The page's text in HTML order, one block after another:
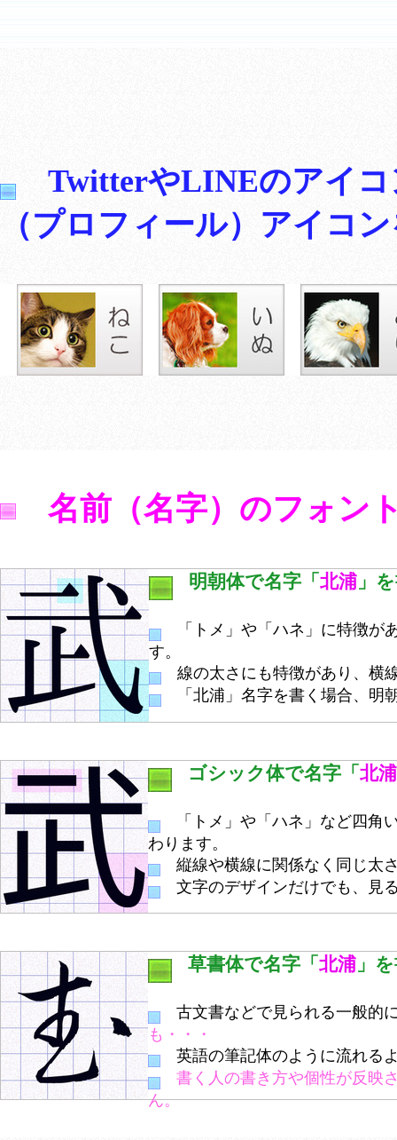
TwitterやLINEのアイ
（プロフィール）アイコ
名前（名字）のフォン
明朝体で名字「 北浦 」
「トメ」や「ハネ」に特徴が
す。
線の太さにも特徴があり、横
「北浦」名字を書く場合、明
ゴシック体で名字「 北浦
「トメ」や「ハネ」など四角
わります。
縦線や横線に関係なく同じ太
文字のデザインだけでも、見
草書体で名字「 北浦 」
古文書などで見られる一般的
も・・・
英語の筆記体のように流れる
書く人の書き方や個性が反映
ん。